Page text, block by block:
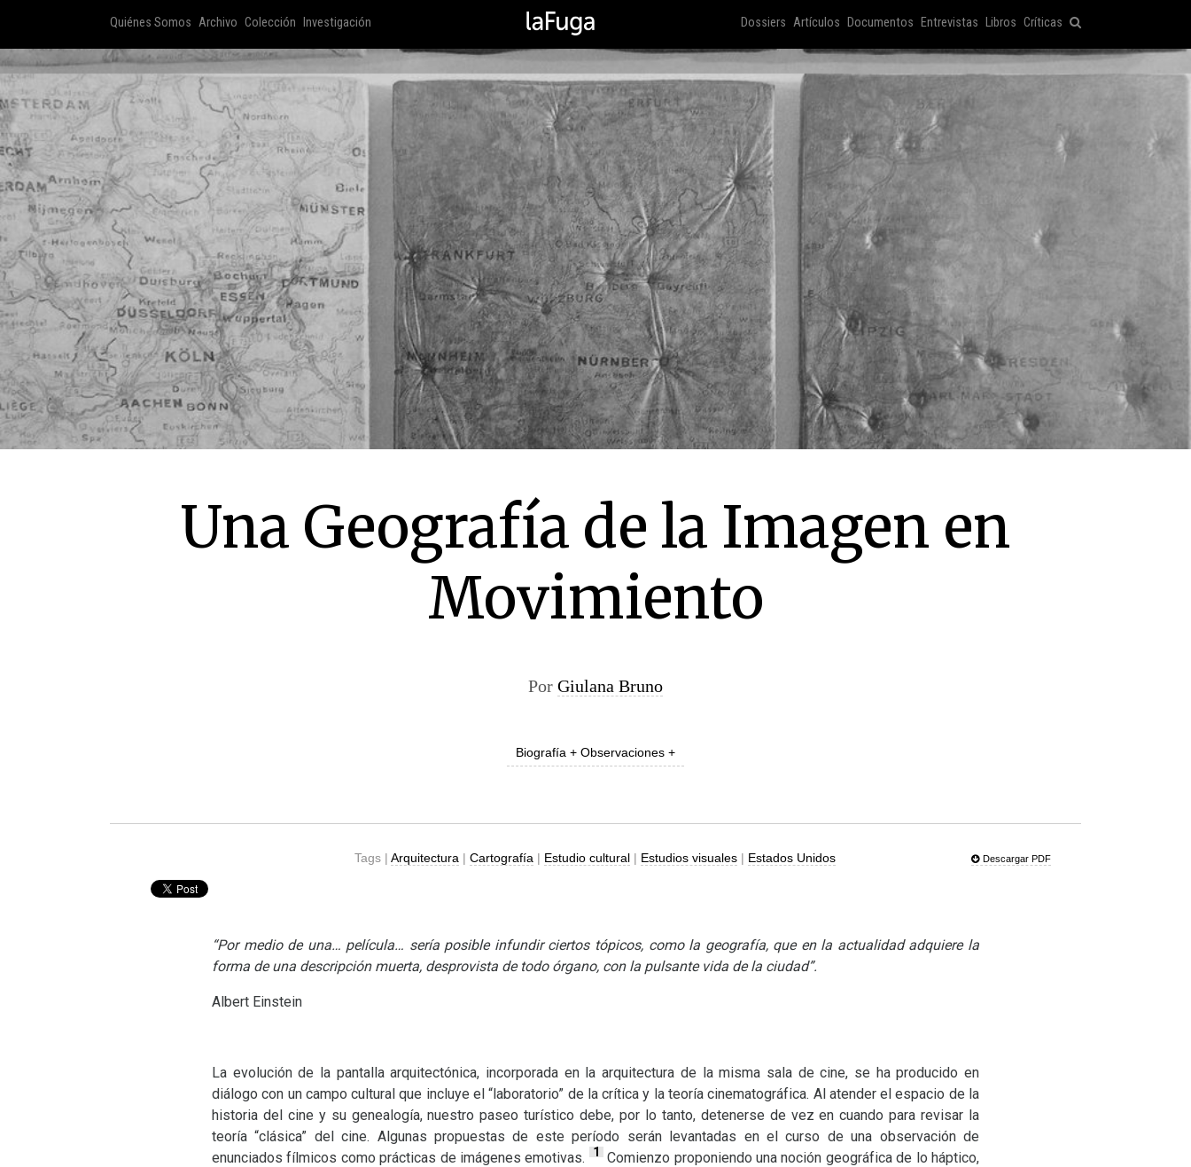
Quiénes Somos Archivo Colección Investigación Dossiers Artículos Documentos Entrevistas Libros Críticas
Una Geografía de la Imagen en
Movimiento
Por Giulana Bruno
Biografía + Observaciones +
Tags |Arquitectura |Cartografía | Estudio cultural | Estudios visuales | Estados Unidos Descargar PDF
“Por medio de una… película… sería posible infundir ciertos tópicos, como la geografía, que en la actualidad adquiere la
forma de una descripción muerta, desprovista de todo órgano, con la pulsante vida de la ciudad”.
Albert Einstein
La evolución de la pantalla arquitectónica, incorporada en la arquitectura de la misma sala de cine, se ha producido en
diálogo con un campo cultural que incluye el “laboratorio” de la crítica y la teoría cinematográfica. Al atender el espacio de la
historia del cine y su genealogía, nuestro paseo turístico debe, por lo tanto, detenerse de vez en cuando para revisar la
teoría “clásica” del cine. Algunas propuestas de este período serán levantadas en el curso de una observación de
enunciados fílmicos como prácticas de imágenes emotivas.
1 Comienzo proponiendo una noción geográfica de lo háptico,